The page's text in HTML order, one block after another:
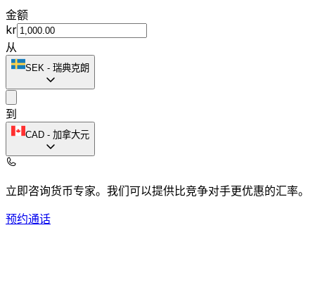
金额
kr
从
SEK - 瑞典克朗
到
CAD - 加拿大元
立即咨询货币专家。 我们可以提供比竞争对手更优惠的汇率。
预约通话